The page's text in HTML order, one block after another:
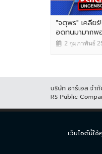
"จตุพร" เคลีย
อดทนมามากพ
2 กุมภาพันธ์
บริษัท อาร์เอส จำ
RS Public
เว็บไซต์นี้ใ